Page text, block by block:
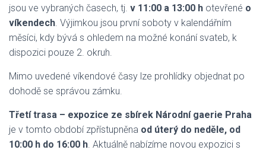
jsou ve vybraných časech, tj. v 11:00 a 13:00 h otevřené o
víkendech. Výjimkou jsou první soboty v kalendářním
měsíci, kdy bývá s ohledem na možné konání svateb, k
dispozici pouze 2. okruh.
Mimo uvedené víkendové časy lze prohlídky objednat po
dohodě se správou zámku.
Třetí trasa – expozice ze sbírek Národní gaerie Praha
je v tomto období zpřístupněna od úterý do neděle, od
10:00 h do 16:00 h. Aktuálně nabízíme novou expozici s